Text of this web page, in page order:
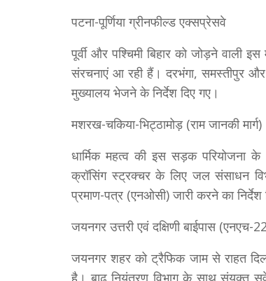
पटना-पूर्णिया ग्रीनफील्ड एक्सप्रेसवे
पूर्वी और पश्चिमी बिहार को जोड़ने वाली
संरचनाएं आ रही हैं। दरभंगा, समस्तीपुर
मुख्यालय भेजने के निर्देश दिए गए।
मशरख-चकिया-भिट्ठामोड़ (राम जानकी मार्ग)
धार्मिक महत्व की इस सड़क परियोजना के
क्रॉसिंग स्ट्रक्चर के लिए जल संसाधन
प्रमाण-पत्र (एनओसी) जारी करने का निर्देश
जयनगर उत्तरी एवं दक्षिणी बाईपास (एनएच-
जयनगर शहर को ट्रैफिक जाम से राहत
है। बाढ़ नियंत्रण विभाग के साथ संयुक्त